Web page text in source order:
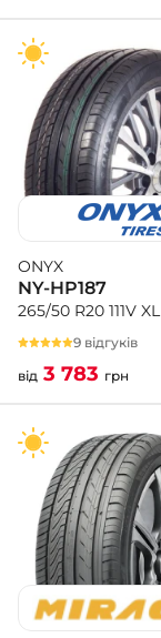
ONYX
NY-HP187
265/50 R20 111V XL
9 відгуків
від 3 783 грн